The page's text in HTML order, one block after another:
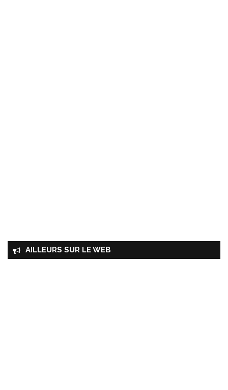
AILLEURS SUR LE WEB